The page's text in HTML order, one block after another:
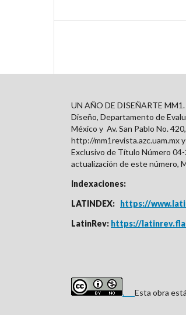
UN AÑO DE DISEÑARTE
Diseño, Departamento de
México y Av. San Pablo No.
http://mm1revista.azc.uam.mx
Exclusivo de Título Número
actualización de este número,
Indexaciones:
LATINDEX: https://
LatinRev: https://
. Esta obra